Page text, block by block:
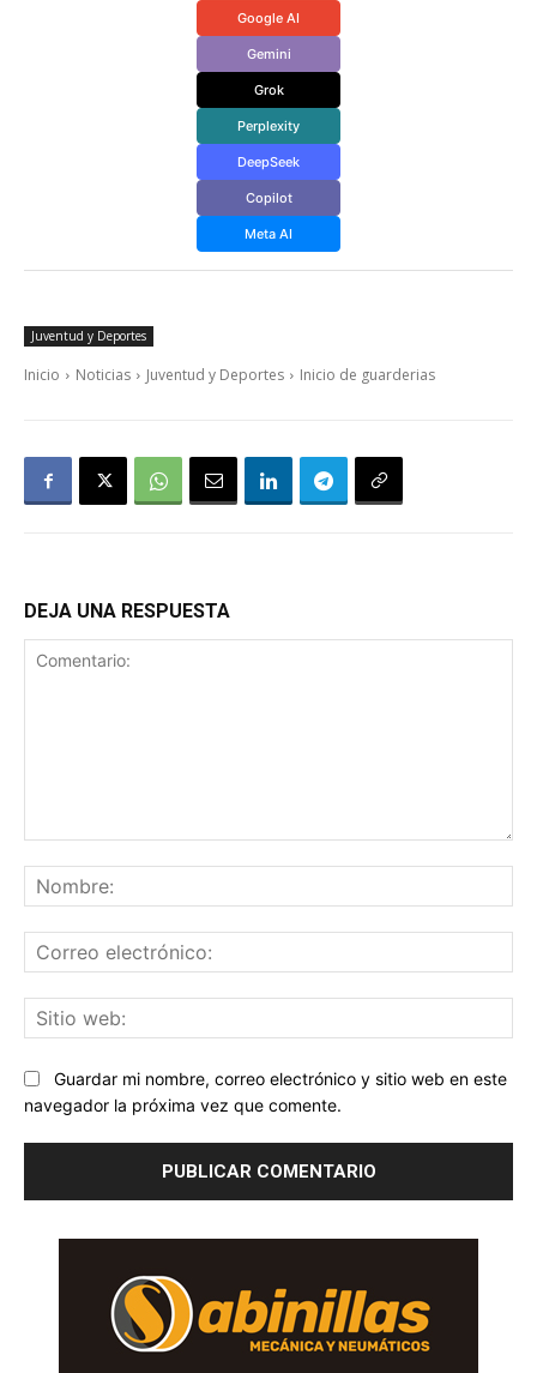
Google AI
Gemini
Grok
Perplexity
DeepSeek
Copilot
Meta AI
Juventud y Deportes
Inicio Noticias Juventud y Deportes Inicio de guarderias
DEJA UNA RESPUESTA
Guardar mi nombre, correo electrónico y sitio web en este
navegador la próxima vez que comente.